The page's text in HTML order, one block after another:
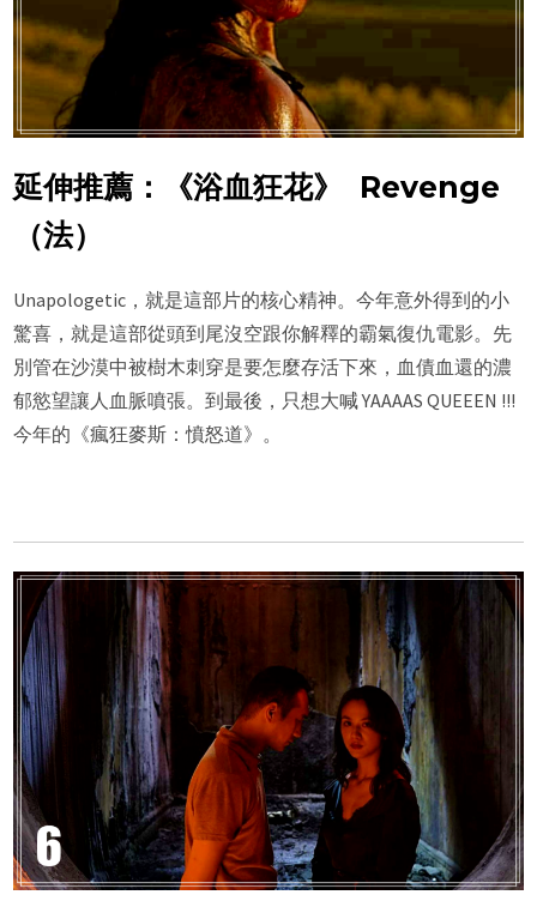
延伸推薦：《浴血狂花》
Revenge
（法）
Unapologetic，就是這部片的核心精神。今年意外得到的小
驚喜，就是這部從頭到尾沒空跟你解釋的霸氣復仇電影。先
別管在沙漠中被樹木刺穿是要怎麼存活下來，血債血還的濃
郁慾望讓人血脈噴張。到最後，只想大喊 YAAAAS QUEEEN !!!
今年的《瘋狂麥斯：憤怒道》。